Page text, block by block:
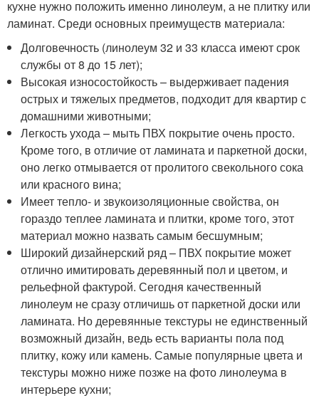
кухне нужно положить именно линолеум, а не плитку или
ламинат. Среди основных преимуществ материала:
Долговечность (линолеум 32 и 33 класса имеют срок
службы от 8 до 15 лет);
Высокая износостойкость – выдерживает падения
острых и тяжелых предметов, подходит для квартир с
домашними животными;
Легкость ухода – мыть ПВХ покрытие очень просто.
Кроме того, в отличие от ламината и паркетной доски,
оно легко отмывается от пролитого свекольного сока
или красного вина;
Имеет тепло- и звукоизоляционные свойства, он
гораздо теплее ламината и плитки, кроме того, этот
материал можно назвать самым бесшумным;
Широкий дизайнерский ряд – ПВХ покрытие может
отлично имитировать деревянный пол и цветом, и
рельефной фактурой. Сегодня качественный
линолеум не сразу отличишь от паркетной доски или
ламината. Но деревянные текстуры не единственный
возможный дизайн, ведь есть варианты пола под
плитку, кожу или камень. Самые популярные цвета и
текстуры можно ниже позже на фото линолеума в
интерьере кухни;